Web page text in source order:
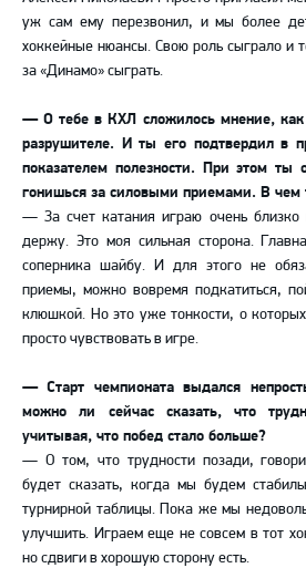
уж сам ему перезвонил, и мы более
хоккейные нюансы. Свою роль сыграло и
за «Динамо» сыграть.
—О тебе в КХЛ сложилось мнение,
разрушителе. И ты его подтвердил в
показателем полезности. При этом
гонишься за силовыми приемами. В чем
— За счет катания играю очень
держу. Это моя сильная сторона.
соперника шайбу. И для этого не
приемы, можно вовремя подкатиться,
клюшкой. Но это уже тонкости, о
просто чувствовать в игре.
—Старт чемпионата выдался
можно ли сейчас сказать, что
учитывая, что побед стало больше?
— О том, что трудности позади,
будет сказать, когда мы будем
турнирной таблицы. Пока же мы
улучшить. Играем еще не совсем в тот
но сдвиги в хорошую сторону есть.